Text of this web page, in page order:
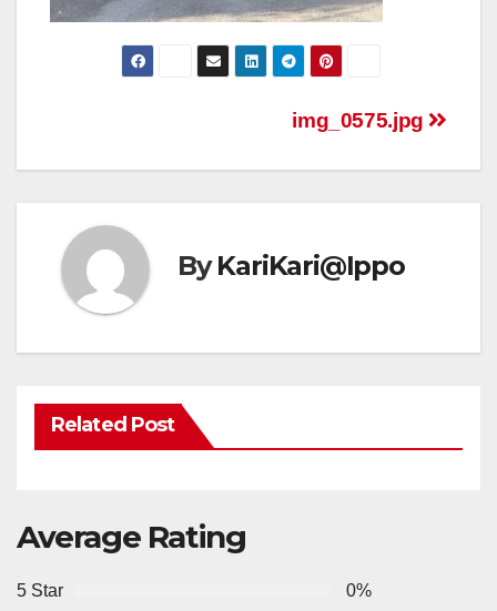
img_0575.jpg
ByKariKari@Ippo
Related Post
Average Rating
5 Star
0%